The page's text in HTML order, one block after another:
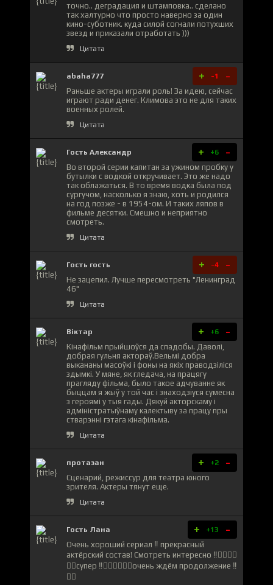
точно.. деградация и штамповка.. сделано
так халтурно что просто наверно за один
кино-суботник. куда силой согнали потухших
звезд и приказали отработать )))
Цитата
abaha777 + -1 -
Раньше актеры играли роль! За идею, сейчас
играют ради денег. Климова это не для таких
военных ролей.
Цитата
Гость Александр + +6 -
Во второй серии капитан за ужином пробку у
бутылки с водкой откручивает. Это же надо
так облажаться. В то время водка была под
сургучом, насколько я знаю, хоть и родился
на год позже - в 1954-ом. И таких ляпов в
фильме десятки. Смешно и неприятно
смотреть.
Цитата
Гость гость + -4 -
Не зацепил. Лучше пересмотреть "Ленинград
46"
Цитата
Віктар + +6 -
Кінафільм прыйшоўся да спадобы. Даволі,
добрая гульня актораў.Вельмі добра
выкананы масоўкі і фоны на якіх праводзіліся
здымкі. У мяне, як гледача, на працягу
прагляду фільма, было такое адчуванне як
быццам я жыў у той час і знаходзіуся сумесна
з героямі у тыя гады. Дякуй акторскаму і
адміністратыўнаму калектыву за працу пры
стварэнні гэтага кінафільма.
Цитата
протазан + +2 -
Сценарий, режиссур для театра юного
зрителя. Актеры тянут еще.
Цитата
Гость Лана + +13 -
Очень хороший сериал ‼️ прекрасный
актёрский состав! Смотреть интересно ‼️👍🏻👍🏻
👍🏻супер ‼️👍🏻👍🏻👍🏻очень ждём продолжение ‼️
❤️‍🔥